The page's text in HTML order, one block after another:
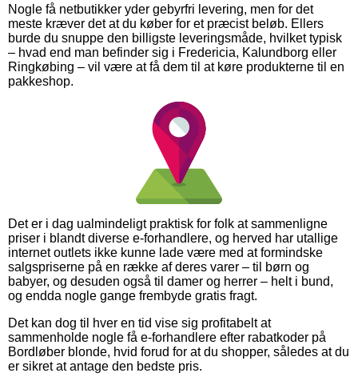
Nogle få netbutikker yder gebyrfri levering, men for det
meste kræver det at du køber for et præcist beløb. Ellers
burde du snuppe den billigste leveringsmåde, hvilket typisk
– hvad end man befinder sig i Fredericia, Kalundborg eller
Ringkøbing – vil være at få dem til at køre produkterne til en
pakkeshop.
Det er i dag ualmindeligt praktisk for folk at sammenligne
priser i blandt diverse e-forhandlere, og herved har utallige
internet outlets ikke kunne lade være med at formindske
salgspriserne på en række af deres varer – til børn og
babyer, og desuden også til damer og herrer – helt i bund,
og endda nogle gange frembyde gratis fragt.
Det kan dog til hver en tid vise sig profitabelt at
sammenholde nogle få e-forhandlere efter rabatkoder på
Bordløber blonde, hvid forud for at du shopper, således at du
er sikret at antage den bedste pris.